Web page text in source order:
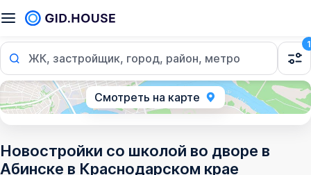
ЖК, застройщик, город, район, метро
1
Смотреть на карте
Новостройки со школой во дворе в
Абинске в Краснодарском крае